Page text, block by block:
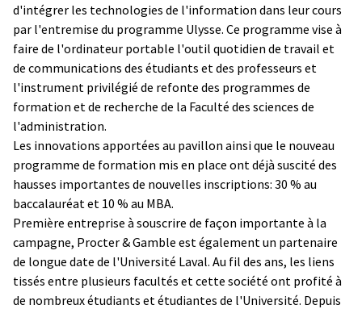
d'intégrer les technologies de l'information dans leur cours
par l'entremise du programme Ulysse. Ce programme vise à
faire de l'ordinateur portable l'outil quotidien de travail et
de communications des étudiants et des professeurs et
l'instrument privilégié de refonte des programmes de
formation et de recherche de la Faculté des sciences de
l'administration.
Les innovations apportées au pavillon ainsi que le nouveau
programme de formation mis en place ont déjà suscité des
hausses importantes de nouvelles inscriptions: 30 % au
baccalauréat et 10 % au MBA.
Première entreprise à souscrire de façon importante à la
campagne, Procter & Gamble est également un partenaire
de longue date de l'Université Laval. Au fil des ans, les liens
tissés entre plusieurs facultés et cette société ont profité à
de nombreux étudiants et étudiantes de l'Université. Depuis